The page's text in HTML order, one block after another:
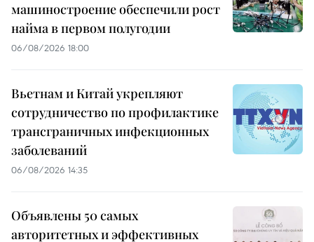
машиностроение обеспечили рост
найма в первом полугодии
06/08/2026 18:00
Вьетнам и Китай укрепляют
сотрудничество по профилактике
трансграничных инфекционных
заболеваний
06/08/2026 14:35
Объявлены 50 самых
авторитетных и эффективных